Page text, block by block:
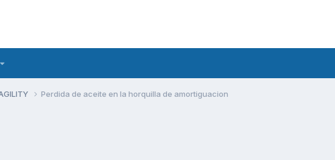
Perdida de aceite en la horquilla de amortiguacion